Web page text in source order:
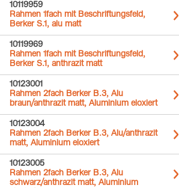
10119959
Rahmen 1fach mit Beschriftungsfeld,
Berker S.1, alu matt
10119969
Rahmen 1fach mit Beschriftungsfeld,
Berker S.1, anthrazit matt
10123001
Rahmen 2fach Berker B.3, Alu
braun/anthrazit matt, Aluminium eloxiert
10123004
Rahmen 2fach Berker B.3, Alu/anthrazit
matt, Aluminium eloxiert
10123005
Rahmen 2fach Berker B.3, Alu
schwarz/anthrazit matt, Aluminium